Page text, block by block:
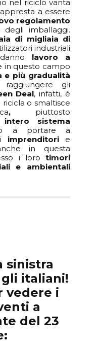
nel riciclo vanta
a essere
regolamento
degli imballaggi.
di migliaia di
industriali
lavoro a
in questo campo
e più gradualità
gli
Deal, infatti, è
o smaltisce
, piuttosto
intero sistema
a portare a
imprenditori e
in questa
i loro timori
e ambientali
sinistra
italiani!
vedere i
a
del 23